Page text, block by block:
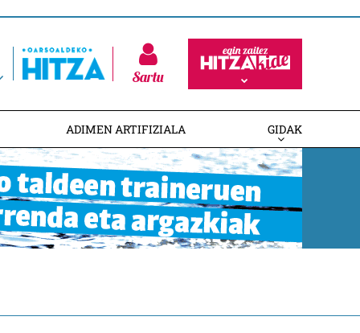
Sartu
ADIMEN ARTIFIZIALA GIDAK